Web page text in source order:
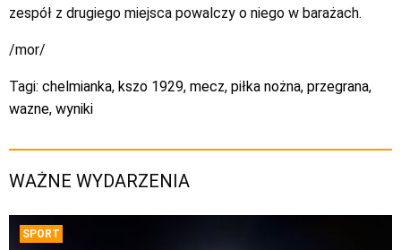
zespół z drugiego miejsca powalczy o niego w barażach.
/mor/
Tagi: chelmianka, kszo 1929, mecz, piłka nożna, przegrana,
wazne, wyniki
WAŻNE WYDARZENIA
SPORT